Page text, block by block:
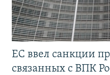
ЕС ввел санкции
связанных с ВПК